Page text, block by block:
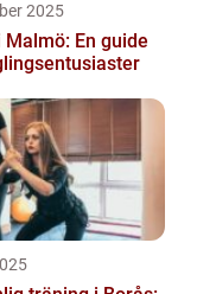
2025
Malmö: En guide